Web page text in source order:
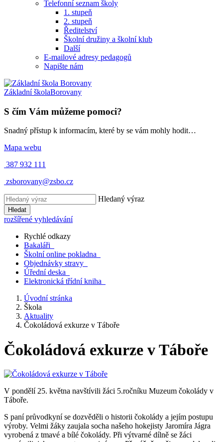
Telefonní seznam školy
1. stupeň
2. stupeň
Ředitelství
Školní družiny a školní klub
Další
E-mailové adresy pedagogů
Napište nám
Základní školaBorovany
S čím Vám můžeme pomoci?
Snadný přístup k informacím, které by se vám mohly hodit…
Mapa webu
387 932 111
zsborovany@zsbo.cz
Hledaný výraz
Hledat
rozšířené vyhledávání
Rychlé odkazy
Bakaláři
Školní online pokladna
Objednávky stravy
Úřední deska
Elektronická třídní kniha
Úvodní stránka
Škola
Aktuality
Čokoládová exkurze v Táboře
Čokoládová exkurze v Táboře
V pondělí 25. května navštívili žáci 5.ročníku Muzeum čokolády v
Táboře.
S paní průvodkyní se dozvěděli o historii čokolády a jejím postupu
výroby. Velmi žáky zaujala socha našeho hokejisty Jaromíra Jágra
vyrobená z tmavé a bílé čokolády. Při výtvarné dílně se žáci